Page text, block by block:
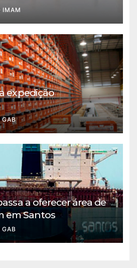
IMAM
expedição
GAB
a oferecer área de
em Santos
GAB